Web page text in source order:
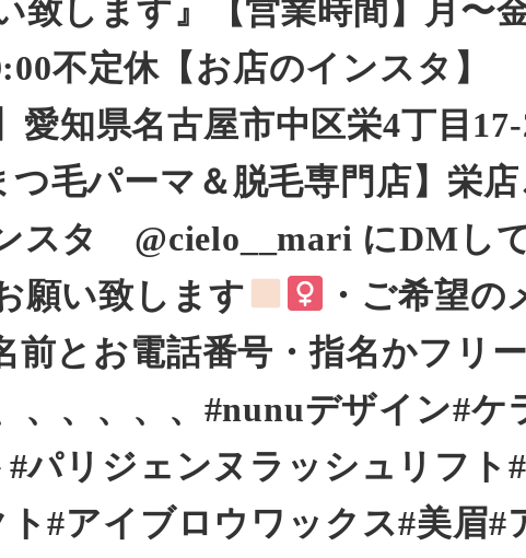
致します』【営業時間】月〜
不定休【お店のインスタ】
愛知県名古屋市中区栄4丁目
毛パーマ＆脱毛専門店】栄
スタ @cielo__mari にDMし
願い致します
・ご希望の
前とお電話番号・指名かフリ
、、、、、#nunuデザイン#ケ
パリジェンヌラッシュリフト
#アイブロウワックス#美眉#